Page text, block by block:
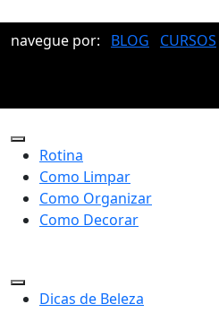
navegue por: BLOG CURSOS
Rotina
Como Limpar
Como Organizar
Como Decorar
Dicas de Beleza